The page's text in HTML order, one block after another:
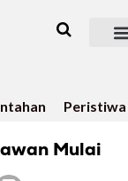
Peristiwa
Mulai